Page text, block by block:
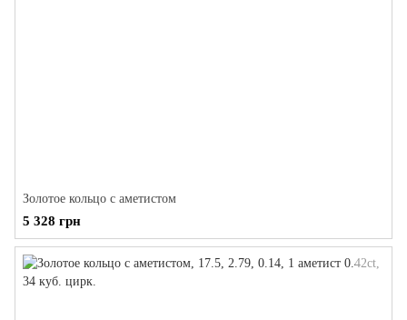
Золотое кольцо с аметистом
5 328 грн